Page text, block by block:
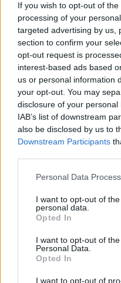
If you wish to opt-out of
processing of your
targeted advertising by us,
section to confirm your
opt-out request is
interest-based ads based
us or personal information
your opt-out. You may
disclosure of your
IAB’s list of downstream
also be disclosed by us to
Downstream Participants
Personal Data
I want to opt-out of
personal data.
Opted In
I want to opt-out of
Personal Data.
Opted In
I want to opt-out of
In evidenza